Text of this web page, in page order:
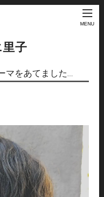
MENU
子
マをあてました…